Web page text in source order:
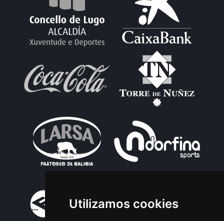
Utilizamos cookies